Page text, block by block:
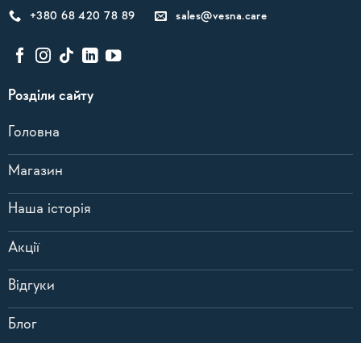
+380 68 420 78 89 sales@vesna.care
Розділи сайту
Головна
Магазин
Наша історія
Акції
Відгуки
Блог